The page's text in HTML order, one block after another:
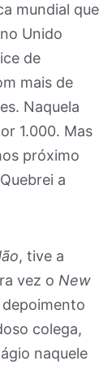
mundial que
Unido
de
mais de
Naquela
1.000. Mas
próximo
a
, tive a
vez o New
colega,
naquele